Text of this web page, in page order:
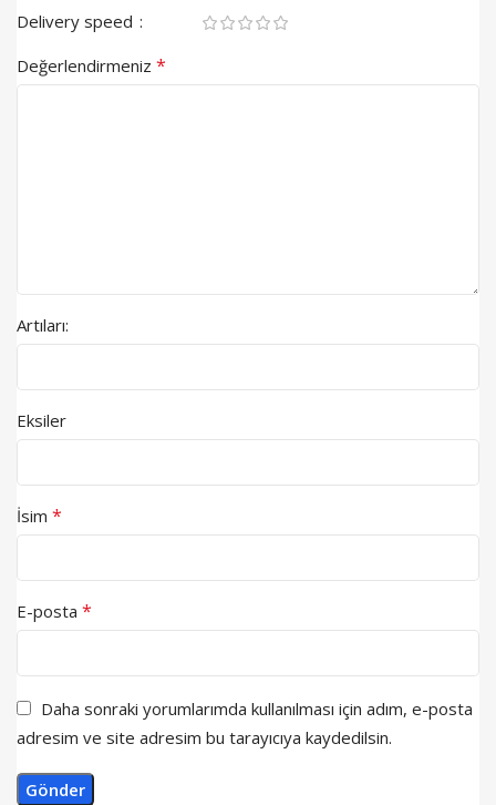
Delivery speed
Değerlendirmeniz *
Artıları:
Eksiler
İsim *
E-posta *
Daha sonraki yorumlarımda kullanılması için adım, e-posta
adresim ve site adresim bu tarayıcıya kaydedilsin.